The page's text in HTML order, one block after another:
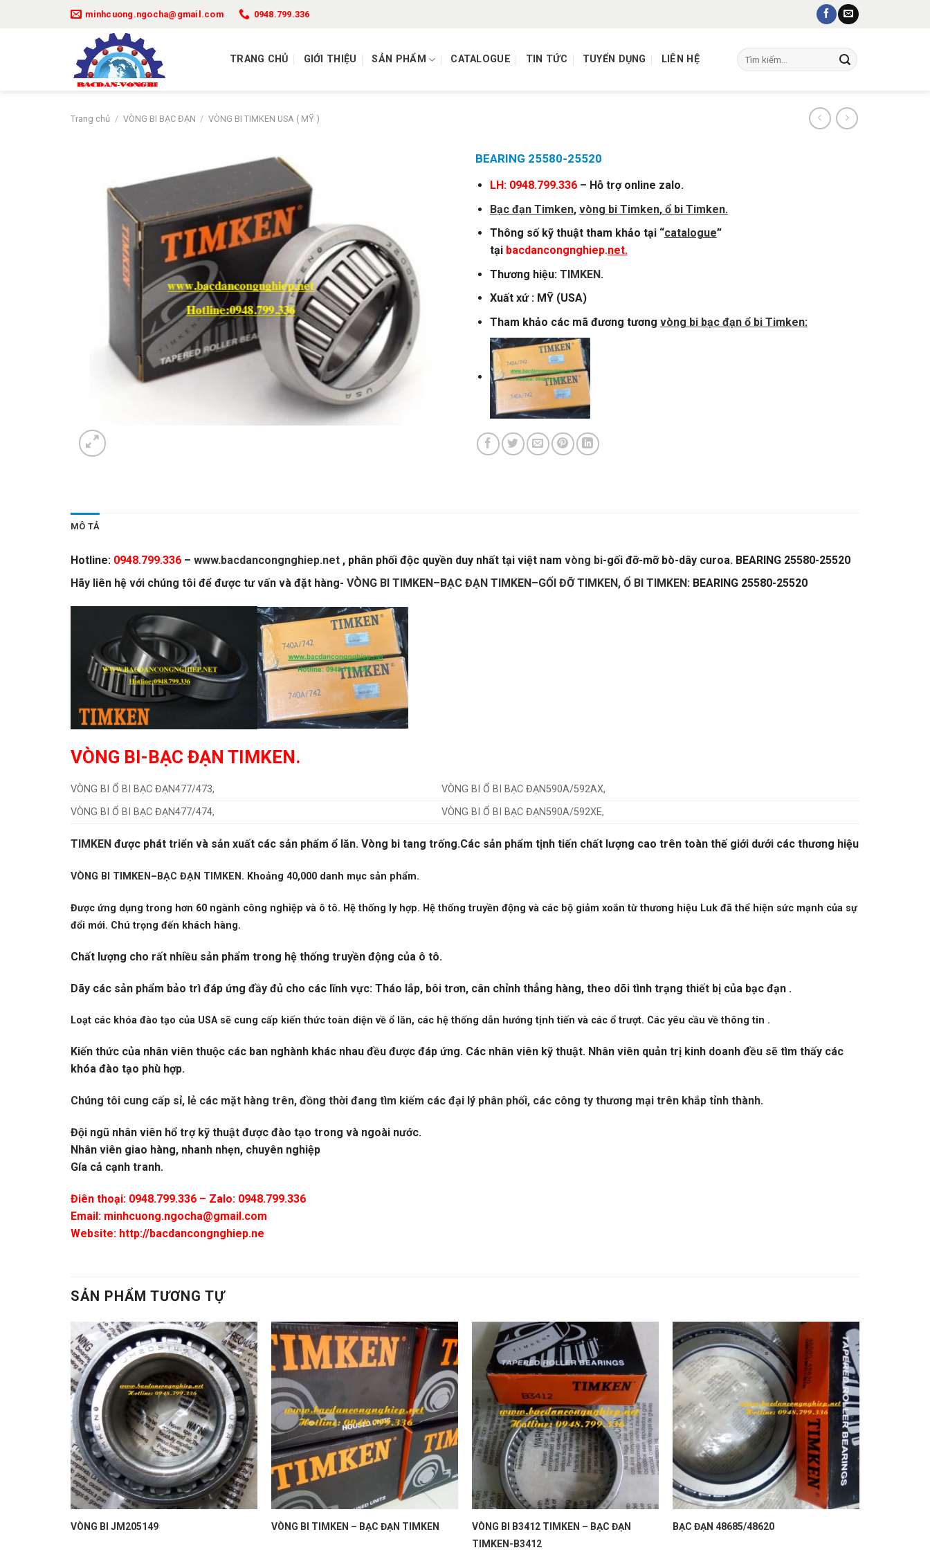
minhcuong.ngocha@gmail.com 0948.799.336
TRANG CHỦ GIỚI THIỆU SẢN PHẨM CATALOGUE TIN TỨC TUYỂN DỤNG LIÊN HỆ
Tìm
kiếm:
Trang chủ / VÒNG BI BẠC ĐẠN / VÒNG BI TIMKEN USA ( MỸ )
BEARING 25580-25520
LH: 0948.799.336– Hỗ trợ online zalo.
Bạc đạn Timken, vòng bi Timken, ổ bi Timken.
Thông số kỹ thuật tham khảo tại “catalogue”
tại bacdancongnghiep.net.
Thương hiệu: TIMKEN.
Xuất xứ : MỸ (USA)
Tham khảo các mã đương tương vòng bi bạc đạn ổ bi Timken:
MÔ TẢ
Hotline: 0948.799.336 – www.bacdancongnghiep.net , phân phối độc quyền duy nhất tại việt nam vòng bi-gối đỡ-mỡ bò-dây curoa. BEARING 25580-25520
Hãy liên hệ với chúng tôi để được tư vấn và đặt hàng- VÒNG BI TIMKEN – BẠC ĐẠN TIMKEN –GỐI ĐỠ TIMKEN, Ổ BI TIMKEN : BEARING 25580-25520
VÒNG BI-BẠC ĐẠN TIMKEN.
VÒNG BI Ổ BI BẠC ĐẠN477/473,
VÒNG BI Ổ BI BẠC ĐẠN590A/592AX,
VÒNG BI Ổ BI BẠC ĐẠN477/474,
VÒNG BI Ổ BI BẠC ĐẠN590A/592XE,
TIMKEN được phát triển và sản xuất các sản phẩm ổ lăn. Vòng bi tang trống.Các sản phẩm tịnh tiến chất lượng cao trên toàn thế giới dưới các thương hiệu
VÒNG BI TIMKEN – BẠC ĐẠN TIMKEN . Khoảng 40,000 danh mục sản phẩm.
Được ứng dụng trong hơn 60 ngành công nghiệp và ô tô. Hệ thống ly hợp. Hệ thống truyền động và các bộ giảm xoắn từ thương hiệu Luk đã thể hiện sức mạnh của sự
đổi mới. Chú trọng đến khách hàng.
Chất lượng cho rất nhiều sản phẩm trong hệ thống truyền động của ô tô.
Dãy các sản phẩm bảo trì đáp ứng đầy đủ cho các lĩnh vực: Tháo lắp, bôi trơn, cân chỉnh thẳng hàng, theo dõi tình trạng thiết bị của bạc đạn .
Loạt các khóa đào tạo của USA sẽ cung cấp kiến thức toàn diện về ổ lăn, các hệ thống dẫn hướng tịnh tiến và các ổ trượt. Các yêu cầu về thông tin .
Kiến thức của nhân viên thuộc các ban nghành khác nhau đều được đáp ứng. Các nhân viên kỹ thuật. Nhân viên quản trị kinh doanh đều sẽ tìm thấy các
khóa đào tạo phù hợp.
Chúng tôi cung cấp sỉ, lẻ các mặt hàng trên, đồng thời đang tìm kiếm các đại lý phân phối, các công ty thương mại trên khắp tỉnh thành.
Đội ngũ nhân viên hổ trợ kỹ thuật được đào tạo trong và ngoài nước.
Nhân viên giao hàng, nhanh nhẹn, chuyên nghiệp
Gía cả cạnh tranh.
Điên thoại: 0948.799.336 – Zalo: 0948.799.336
Email: minhcuong.ngocha@gmail.com
Website: http://bacdancongnghiep.ne
SẢN PHẨM TƯƠNG TỰ
VÒNG BI JM205149 VÒNG BI TIMKEN – BẠC ĐẠN TIMKEN
VÒNG BI B3412 TIMKEN – BẠC ĐẠN
TIMKEN-B3412
BẠC ĐẠN 48685/48620